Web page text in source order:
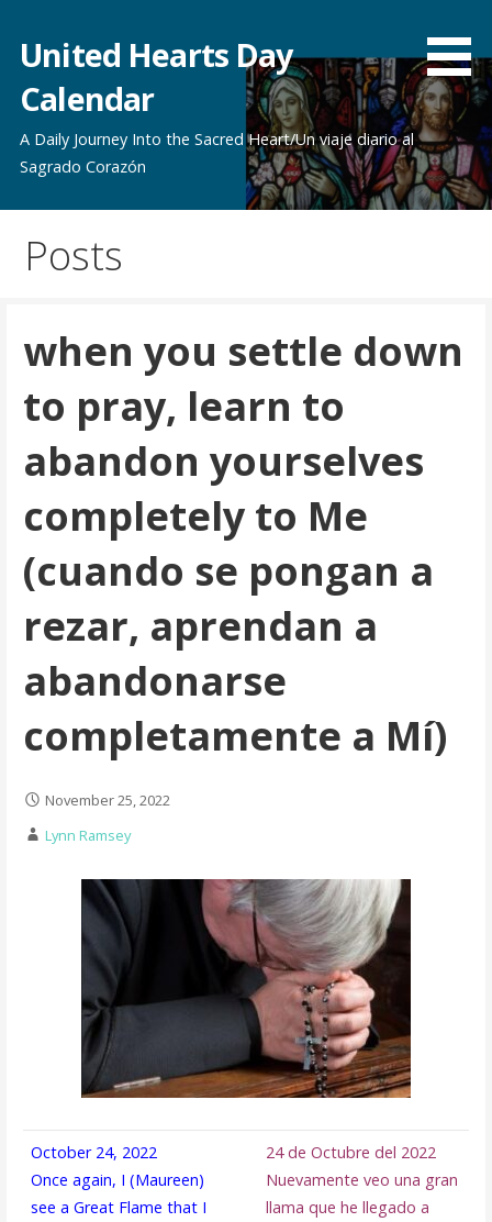
content
United Hearts Day
Calendar
A Daily Journey Into the Sacred Heart/Un viaje diario al
Sagrado Corazón
Posts
when you settle down
to pray, learn to
abandon yourselves
completely to Me
(cuando se pongan a
rezar, aprendan a
abandonarse
completamente a Mí)
November 25, 2022
Lynn Ramsey
October 24, 2022
Once again, I (Maureen)
see a Great Flame that I
24 de Octubre del 2022
Nuevamente veo una gran
llama que he llegado a